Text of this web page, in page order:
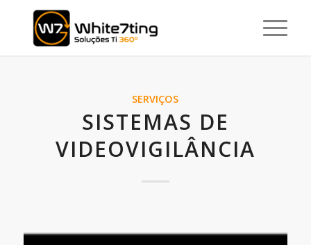
SERVIÇOS
SISTEMAS DE
VIDEOVIGILÂNCIA